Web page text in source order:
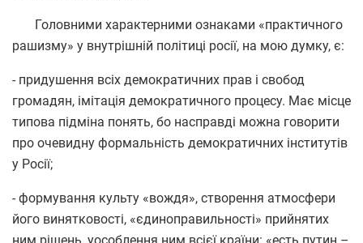
Головними характерними ознаками «практичного
рашизму» у внутрішній політиці росії, на мою думку, є:
- придушення всіх демократичних прав і свобод
громадян, імітація демократичного процесу. Має місце
типова підміна понять, бо насправді можна говорити
про очевидну формальність демократичних інститутів
у Росії;
- формування культу «вождя», створення атмосфери
його винятковості, «єдиноправильності» прийнятих